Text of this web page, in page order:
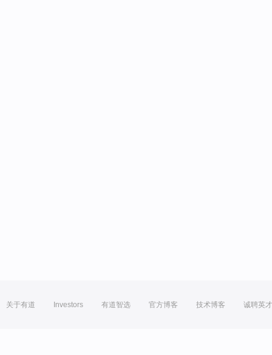
关于有道 Investors 有道智选 官方博客 技术博客 诚聘英才